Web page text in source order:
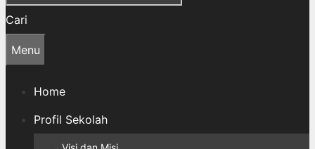
Cari
Menu
Home
Profil Sekolah